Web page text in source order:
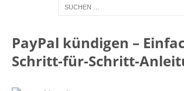
PayPal kündigen –
Schritt-für-Schritt-